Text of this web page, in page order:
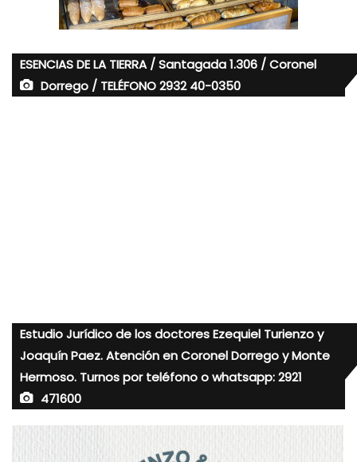
ESENCIAS DE LA TIERRA / Santagada 1.306 / Coronel
Dorrego / TELÉFONO 2932 40-0350
Estudio Jurídico de los doctores Ezequiel Turienzo y
Joaquín Paez. Atención en Coronel Dorrego y Monte
Hermoso. Turnos por teléfono o whatsapp: 2921
471600